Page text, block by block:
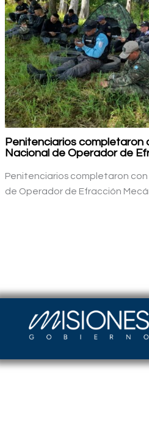
Penitenciarios completaron
Nacional de Operador de
Penitenciarios completaron con
de Operador de Efracción